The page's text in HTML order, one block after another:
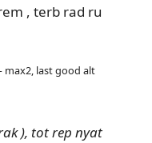
, terb rad ru
last good alt
), tot rep nyat